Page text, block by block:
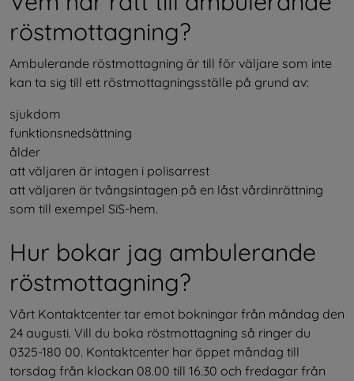
röstmottagning?
Ambulerande röstmottagning är till för väljare som inte
kan ta sig till ett röstmottagningsställe på grund av:
sjukdom
funktionsnedsättning
ålder
att väljaren är intagen i polisarrest
att väljaren är tvångsintagen på en låst vårdinrättning
som till exempel SiS-hem.
Hur bokar jag ambulerande
röstmottagning?
Vårt Kontaktcenter tar emot bokningar från måndag den
24 augusti. Vill du boka röstmottagning så ringer du
0325-180 00. Kontaktcenter har öppet måndag till
torsdag från klockan 08.00 till 16.30 och fredagar från